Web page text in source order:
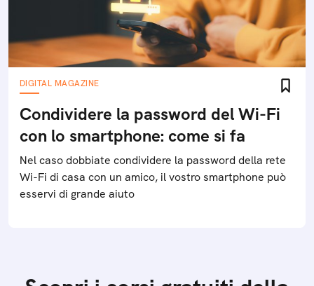
DIGITAL MAGAZINE
Condividere la password del Wi-Fi
con lo smartphone: come si fa
Nel caso dobbiate condividere la password della rete
Wi-Fi di casa con un amico, il vostro smartphone può
esservi di grande aiuto